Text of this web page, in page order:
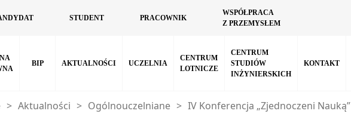
STUDENT PRACOWNIK
WSPÓŁPRACA
Z PRZEMYSŁEM
BIP AKTUALNOŚCI UCZELNIA
CENTRUM
LOTNICZE
CENTRUM
STUDIÓW
INŻYNIERSKICH
KONTAKT
> Aktualności > Ogólnouczelniane > IV Konferencja „Zjednoczeni Nauką”